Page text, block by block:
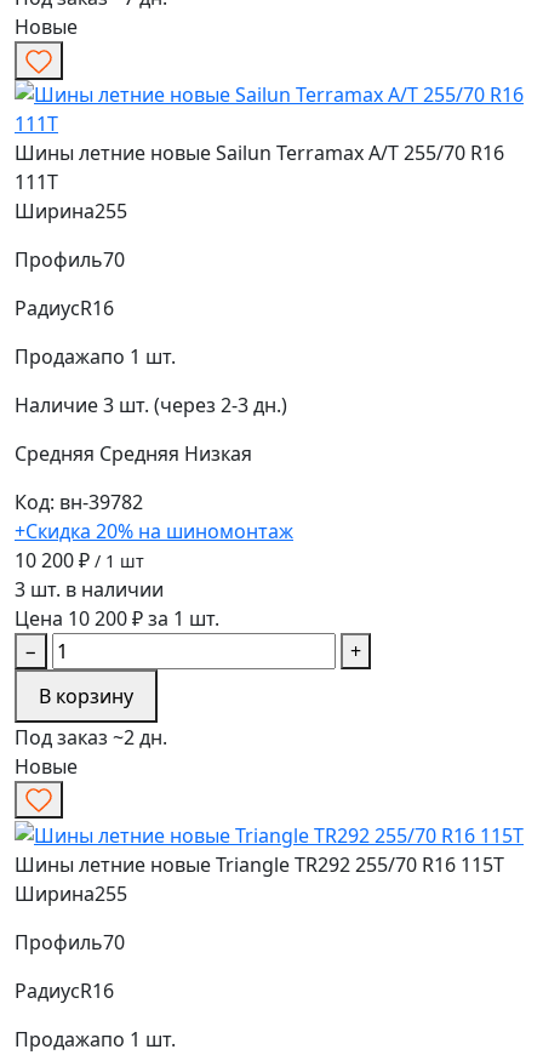
Новые
Шины летние новые Sailun Terramax A/T 255/70 R16
111T
Ширина255
Профиль70
РадиусR16
Продажапо 1 шт.
Наличие3 шт. (через 2-3 дн.)
Средняя Средняя Низкая
Код: вн-39782
+Скидка 20% на шиномонтаж
10 200 ₽ / 1 шт
3 шт. в наличии
Цена 10 200 ₽ за 1 шт.
−
+
В корзину
Под заказ ~2 дн.
Новые
Шины летние новые Triangle TR292 255/70 R16 115T
Ширина255
Профиль70
РадиусR16
Продажапо 1 шт.